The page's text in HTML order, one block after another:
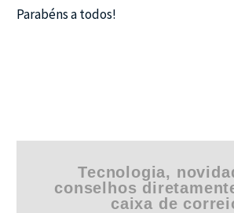
Parabéns a todos!
Tecnologia,
conselhos
caixa de